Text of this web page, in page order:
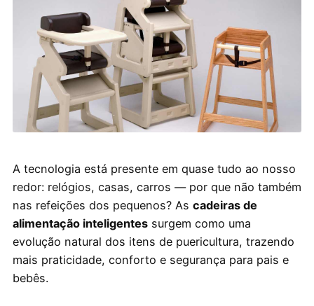
A tecnologia está presente em quase tudo ao nosso
redor: relógios, casas, carros — por que não também
nas refeições dos pequenos? As cadeiras de
alimentação inteligentessurgem como uma
evolução natural dos itens de puericultura, trazendo
mais praticidade, conforto e segurança para pais e
bebês.